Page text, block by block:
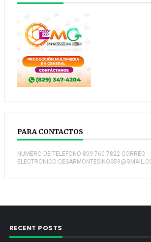
PARA CONTACTOS
NUMERO DE TELEFONO:809-760-7822 CORREO
RECENT POSTS